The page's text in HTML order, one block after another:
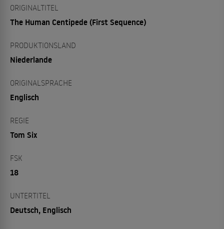
ORIGINALTITEL
The Human Centipede (First Sequence)
PRODUKTIONSLAND
Niederlande
ORIGINALSPRACHE
Englisch
REGIE
Tom Six
FSK
18
UNTERTITEL
Deutsch, Englisch